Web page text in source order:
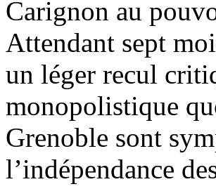
Carignon au
Attendant sept
un léger recul
monopolistique
Grenoble sont
l’indépendance